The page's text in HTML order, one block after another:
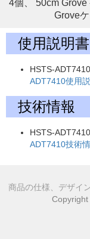
4個、 50cm
Grove
使用説明書
HSTS-
ADT7410使用
技術情報
HSTS-
ADT7410技術
商品の仕様、デザイ